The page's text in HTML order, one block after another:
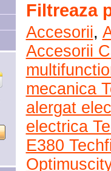
Filtreaza
Accesorii,
Accesorii
mecanica
alergat
electrica
E380